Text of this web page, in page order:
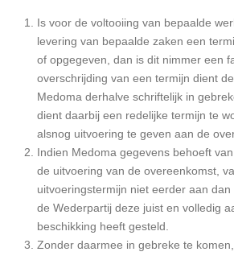
Is voor de voltooiing van bepaalde
levering van bepaalde zaken een
of opgegeven, dan is dit nimmer een
overschrijding van een termijn dient
Medoma derhalve schriftelijk in
dient daarbij een redelijke termijn te
alsnog uitvoering te geven aan de
Indien Medoma gegevens behoeft
de uitvoering van de overeenkomst,
uitvoeringstermijn niet eerder aan
de Wederpartij deze juist en volledig
beschikking heeft gesteld.
Zonder daarmee in gebreke te